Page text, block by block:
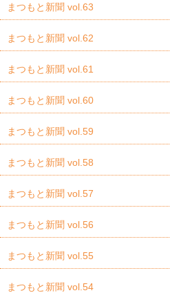
まつもと新聞 vol.63
まつもと新聞 vol.62
まつもと新聞 vol.61
まつもと新聞 vol.60
まつもと新聞 vol.59
まつもと新聞 vol.58
まつもと新聞 vol.57
まつもと新聞 vol.56
まつもと新聞 vol.55
まつもと新聞 vol.54